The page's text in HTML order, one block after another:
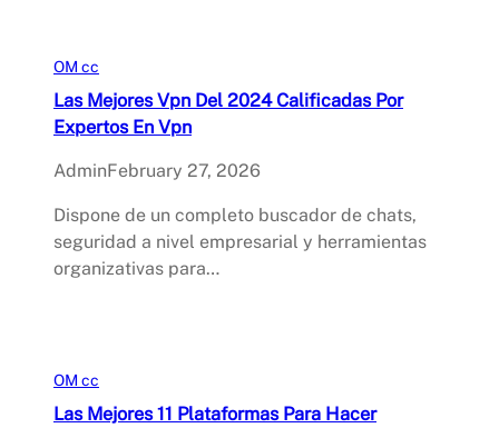
OM cc
Las Mejores Vpn Del 2024 Calificadas Por
Expertos En Vpn
AdminFebruary 27, 2026
Dispone de un completo buscador de chats,
seguridad a nivel empresarial y herramientas
organizativas para…
OM cc
Las Mejores 11 Plataformas Para Hacer